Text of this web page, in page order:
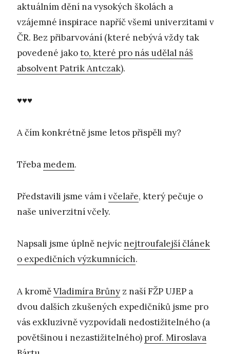
aktuálním dění na vysokých školách a
vzájemné inspirace napříč všemi univerzitami v
ČR. Bez přibarvování (které nebývá vždy tak
povedené jakoto, které pro nás udělal náš
absolvent Patrik Antczak).
♥♥♥
A čím konkrétně jsme letos přispěli my?
Třebamedem.
Představili jsme vám i včelaře, který pečuje o
naše univerzitní včely.
Napsali jsme úplně nejvícnejtroufalejší článek
o expedičních výzkumnících.
A kroměVladimíra Brůny z naší FŽP UJEP a
dvou dalších zkušených expedičníků jsme pro
vás exkluzivně vyzpovídali nedostižitelného (a
povětšinou i nezastižitelného) prof. Miroslava